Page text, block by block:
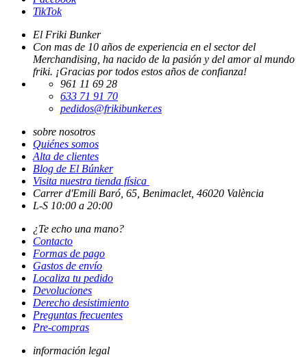
TikTok
El Friki Bunker
Con mas de 10 años de experiencia en el sector del
Merchandising, ha nacido de la pasión y del amor al mundo
friki. ¡Gracias por todos estos años de confianza!
961 11 69 28
633 71 91 70
pedidos@frikibunker.es
sobre nosotros
Quiénes somos
Alta de clientes
Blog de El Búnker
Visita nuestra tienda física
Carrer d'Emili Baró, 65, Benimaclet, 46020 València
L-S 10:00 a 20:00
¿Te echo una mano?
Contacto
Formas de pago
Gastos de envío
Localiza tu pedido
Devoluciones
Derecho desistimiento
Preguntas frecuentes
Pre-compras
información legal